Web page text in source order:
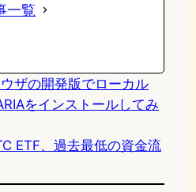
k
k
一覧
ザの開発版でローカル
をインストールしてみ
ETF、過去最低の資金流